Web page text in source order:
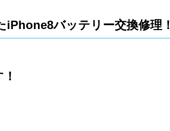
バッテリー交換修理！